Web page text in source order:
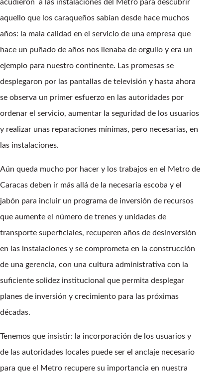
acudieron a las instalaciones del Metro para descubrir
aquello que los caraqueños sabían desde hace muchos
años: la mala calidad en el servicio de una empresa que
hace un puñado de años nos llenaba de orgullo y era un
ejemplo para nuestro continente. Las promesas se
desplegaron por las pantallas de televisión y hasta ahora
se observa un primer esfuerzo en las autoridades por
ordenar el servicio, aumentar la seguridad de los usuarios
y realizar unas reparaciones mínimas, pero necesarias, en
las instalaciones.
Aún queda mucho por hacer y los trabajos en el Metro de
Caracas deben ir más allá de la necesaria escoba y el
jabón para incluir un programa de inversión de recursos
que aumente el número de trenes y unidades de
transporte superficiales, recuperen años de desinversión
en las instalaciones y se comprometa en la construcción
de una gerencia, con una cultura administrativa con la
suficiente solidez institucional que permita desplegar
planes de inversión y crecimiento para las próximas
décadas.
Tenemos que insistir: la incorporación de los usuarios y
de las autoridades locales puede ser el anclaje necesario
para que el Metro recupere su importancia en nuestra